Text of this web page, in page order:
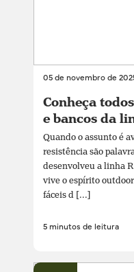
05 de novembro de
Conheça
e bancos da
Quando o assunto é
resistência são
desenvolveu a linha
vive o espírito
fáceis d [...]
5 minutos de leitura